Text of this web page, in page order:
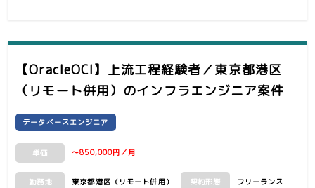
【OracleOCI】上流工程経験者／東京都港区
（リモート併用） のインフラエンジニア案件
データベースエンジニア
単価 〜850,000円／月
勤務地 東京都港区（リモート併用） 契約形態 フリーランス